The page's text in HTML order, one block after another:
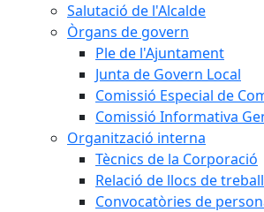
Salutació de l'Alcalde
Òrgans de govern
Ple de l'Ajuntament
Junta de Govern Local
Comissió Especial de
Comissió Informativa
Organització interna
Tècnics de la Corporació
Relació de llocs de treball
Convocatòries de